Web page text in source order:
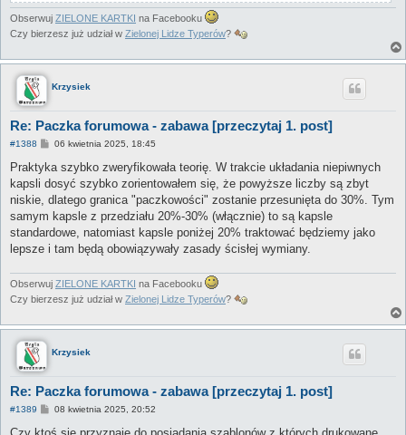
Obserwuj ZIELONE KARTKI na Facebooku
Czy bierzesz już udział w Zielonej Lidze Typerów?
Krzysiek
Re: Paczka forumowa - zabawa [przeczytaj 1. post]
#1388
P
s
06 kwietnia 2025, 18:45
Praktyka szybko zweryfikowała teorię. W trakcie układania niepiwnych
kapsli dosyć szybko zorientowałem się, że powyższe liczby są zbyt
niskie, dlatego granica "paczkowości" zostanie przesunięta do 30%. Tym
samym kapsle z przedziału 20%-30% (włącznie) to są kapsle
standardowe, natomiast kapsle poniżej 20% traktować będziemy jako
lepsze i tam będą obowiązywały zasady ścisłej wymiany.
Obserwuj ZIELONE KARTKI na Facebooku
Czy bierzesz już udział w Zielonej Lidze Typerów?
Krzysiek
Re: Paczka forumowa - zabawa [przeczytaj 1. post]
#1389
P
s
08 kwietnia 2025, 20:52